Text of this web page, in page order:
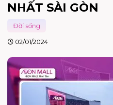
NHẤT SÀI GÒN
Đời sống
02/01/2024